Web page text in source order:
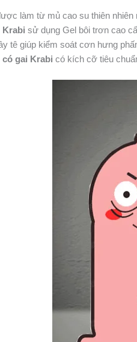
làm từ mủ cao su thiên
Krabi sử dụng Gel bôi trơn cao
tê giúp kiểm soát cơn hưng
có gai Krabi có kích cỡ tiêu